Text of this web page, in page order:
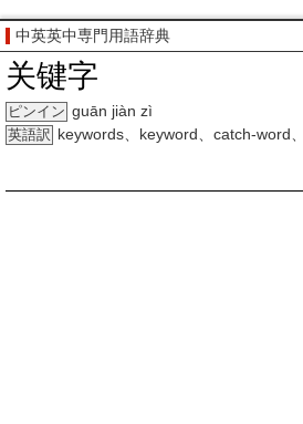
中英英中専門用語辞典
关键字
ピンイン guān jiàn zì
英語訳 keywords、keyword、catch-word、